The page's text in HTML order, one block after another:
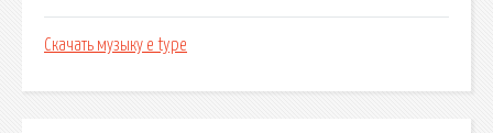
Скачать музыку e type